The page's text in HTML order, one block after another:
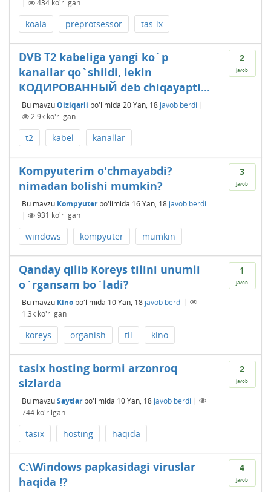
|
434 ko'rilgan
koala preprotsessor tas-ix
2
javob
DVB T2 kabeliga yangi ko`p
kanallar qo`shildi, lekin
КОДИРОВАННЫЙ deb chiqayapti...
Bu mavzuQiziqarli bo'limida 20 Yan, 18 javob berdi |
2.9k ko'rilgan
t2 kabel kanallar
3
javob
Kompyuterim o'chmayabdi?
nimadan bolishi mumkin?
Bu mavzu Kompyuterbo'limida 16 Yan, 18 javob berdi
|
931 ko'rilgan
windows kompyuter mumkin
1
javob
Qanday qilib Koreys tilini unumli
o`rgansam bo`ladi?
Bu mavzu Kino bo'limida 10 Yan, 18 javob berdi |
1.3k ko'rilgan
koreys organish til kino
2
javob
tasix hosting bormi arzonroq
sizlarda
Bu mavzuSaytlarbo'limida 10 Yan, 18 javob berdi |
744 ko'rilgan
tasix hosting haqida
4
javob
C:\Windows papkasidagi viruslar
haqida !?